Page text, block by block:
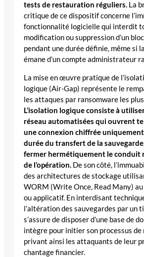
tests de restauration réguliers. La
critique de ce dispositif concerne
fonctionnalité logicielle qui interdit
modification ou suppression d’un
pendant une durée définie, même si
émane d’un compte administrateur
La mise en œuvre pratique de
logique (Air-Gap) représente le
les attaques par ransomware les
L’isolation logique consiste à
réseau automatisées qui ouvrent
une connexion chiffrée
durée du transfert de la
fermer hermétiquement le conduit
de l’opération. De son côté,
des architectures de stockage
WORM (Write Once, Read Many)
ou applicatif. En interdisant
l’altération des sauvegardes par un
s’assure de disposer d’une base de
intègre pour initier son processus
privant ainsi les attaquants de leur
chantage financier.